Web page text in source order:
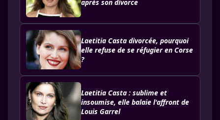
après son divorce
Laetitia Casta divorcée, pourquoi
elle refuse de se réfugier en Corse
?
Laetitia Casta : sublime et
insoumise, elle balaie l'affront de
Louis Garrel